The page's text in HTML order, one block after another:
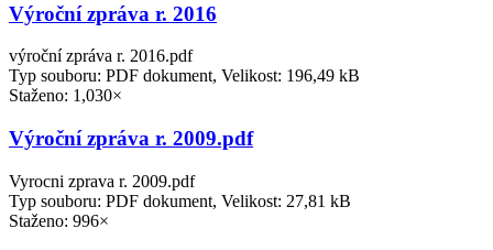
Výroční zpráva r. 2016
výroční zpráva r. 2016.pdf
Typ souboru: PDF dokument, Velikost: 196,49 kB
Staženo: 1,030×
Výroční zpráva r. 2009.pdf
Vyrocni zprava r. 2009.pdf
Typ souboru: PDF dokument, Velikost: 27,81 kB
Staženo: 996×